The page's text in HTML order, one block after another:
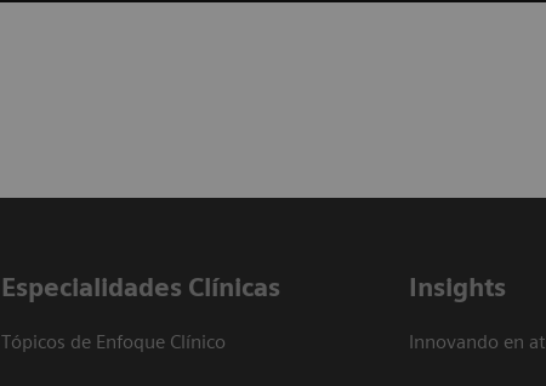
Especialidades Clínicas
Tópicos de Enfoque Clínico
Insights
Innovando en